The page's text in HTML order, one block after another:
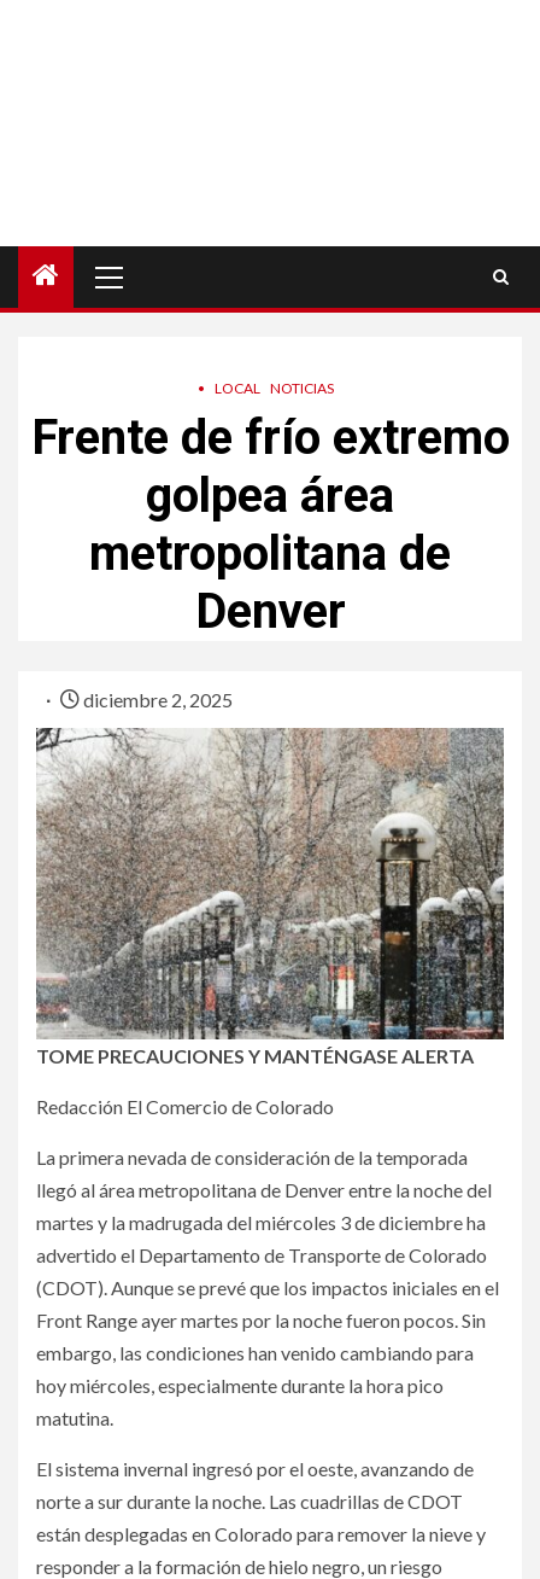
principal
• LOCAL NOTICIAS
Frente de frío extremo
golpea área
metropolitana de
Denver
diciembre 2, 2025
TOME PRECAUCIONES Y MANTÉNGASE ALERTA
Redacción El Comercio de Colorado
La primera nevada de consideración de la temporada
llegó al área metropolitana de Denver entre la noche del
martes y la madrugada del miércoles 3 de diciembre ha
advertido el Departamento de Transporte de Colorado
(CDOT). Aunque se prevé que los impactos iniciales en el
Front Range ayer martes por la noche fueron pocos. Sin
embargo, las condiciones han venido cambiando para
hoy miércoles, especialmente durante la hora pico
matutina.
El sistema invernal ingresó por el oeste, avanzando de
norte a sur durante la noche. Las cuadrillas de CDOT
están desplegadas en Colorado para remover la nieve y
responder a la formación de hielo negro, un riesgo